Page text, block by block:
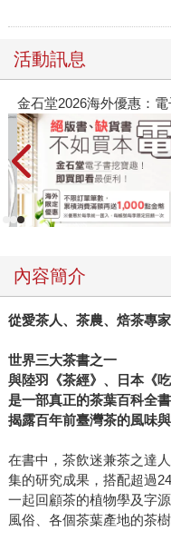
活動訊息
金石堂2026海外優惠：
內容簡介
從愛茶人、茶農、焙茶專
世界三大茶書之一
與陸羽《茶經》、日本《
是一部真正的茶葉百科全書
揭露百年前臺灣茶的風味與
在書中，茶飲迷兼茶之達
集的研究成果，搭配超過
一起回顧茶的植物學及字
風俗、各個茶葉產地的茶